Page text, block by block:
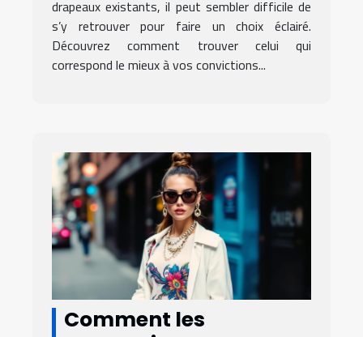
drapeaux existants, il peut sembler difficile de
s’y retrouver pour faire un choix éclairé.
Découvrez comment trouver celui qui
correspond le mieux à vos convictions...
Comment les